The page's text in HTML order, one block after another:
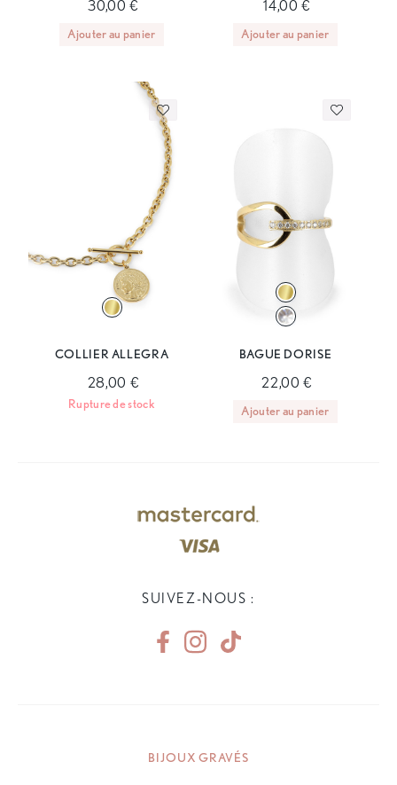
30,00 €
Ajouter au panier
14,00 €
Ajouter au panier
COLLIER ALLEGRA
28,00 €
Rupture de stock
BAGUE DORISE
22,00 €
Ajouter au panier
SUIVEZ-NOUS :
BIJOUX GRAVÉS